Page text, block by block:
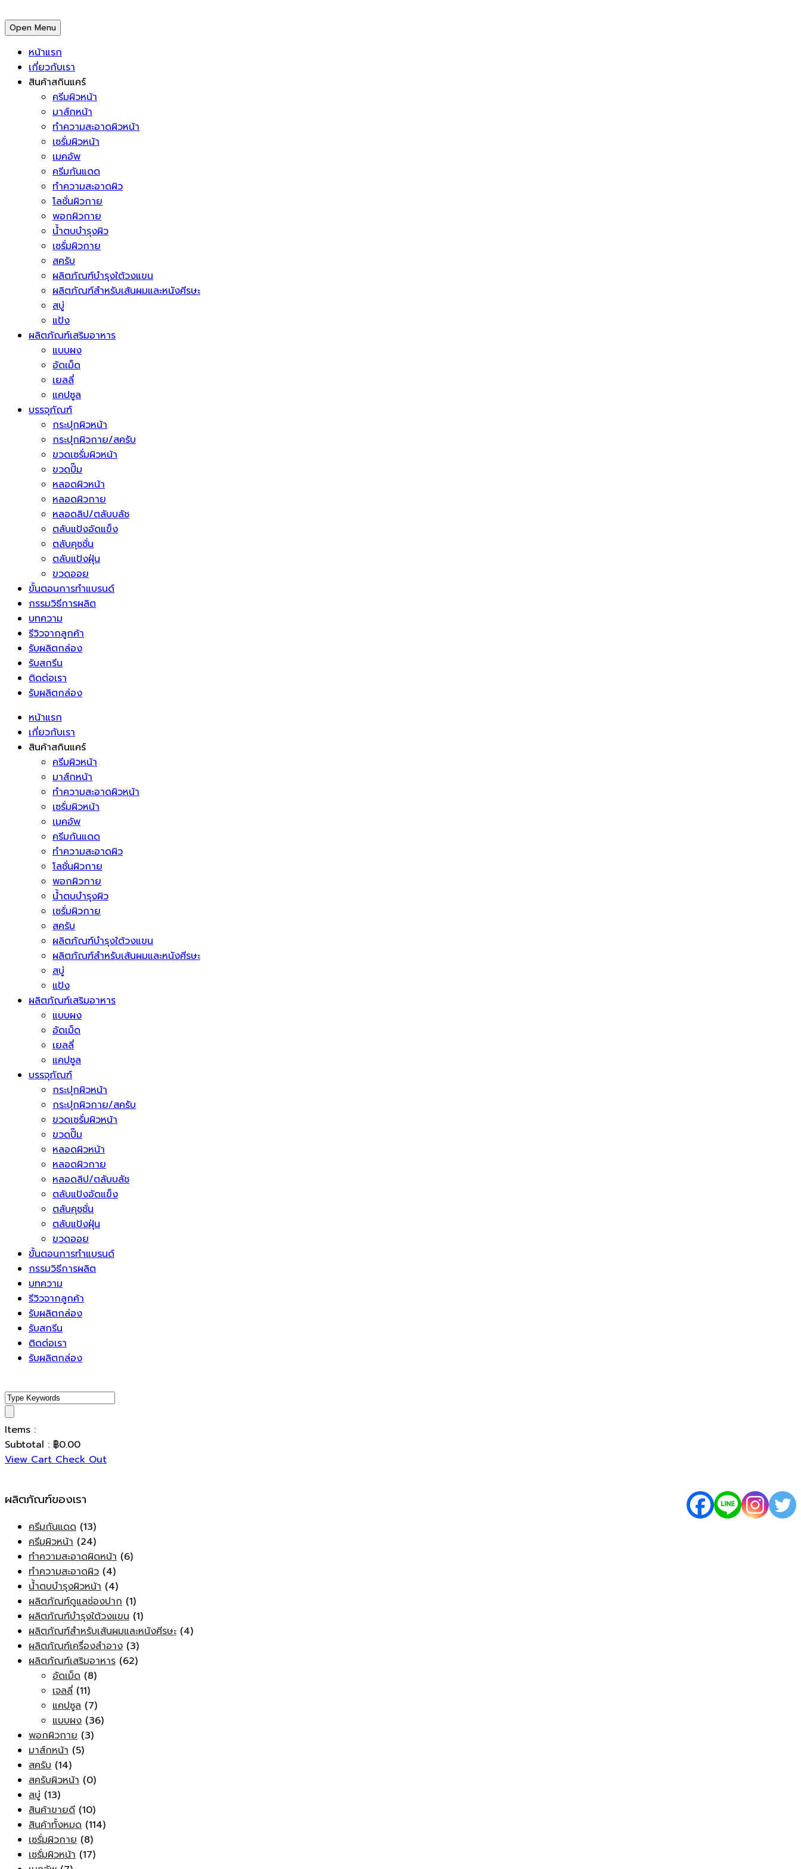
Open Menu
หน้าแรก
เกี่ยวกับเรา
สินค้าสกินแคร์
ครีมผิวหน้า
มาส์กหน้า
ทำความสะอาดผิวหน้า
เซรั่มผิวหน้า
เมคอัพ
ครีมกันแดด
ทำความสะอาดผิว
โลชั่นผิวกาย
พอกผิวกาย
น้ำตบบำรุงผิว
เซรั่มผิวกาย
สครับ
ผลิตภัณฑ์บำรุงใต้วงแขน
ผลิตภัณฑ์สำหรับเส้นผมและหนังศีรษะ
สบู่
แป้ง
ผลิตภัณฑ์เสริมอาหาร
แบบผง
อัดเม็ด
เยลลี่
แคปซูล
บรรจุภัณฑ์
กระปุกผิวหน้า
กระปุกผิวกาย/สครับ
ขวดเซรั่มผิวหน้า
ขวดปั๊ม
หลอดผิวหน้า
หลอดผิวกาย
หลอดลิป/ตลับบลัช
ตลับแป้งอัดแข็ง
ตลับคุชชั่น
ตลับแป้งฝุ่น
ขวดออย
ขั้นตอนการทำแบรนด์
กรรมวิธีการผลิต
บทความ
รีวิวจากลูกค้า
รับผลิตกล่อง
รับสกรีน
ติดต่อเรา
รับผลิตกล่อง
หน้าแรก
เกี่ยวกับเรา
สินค้าสกินแคร์
ครีมผิวหน้า
มาส์กหน้า
ทำความสะอาดผิวหน้า
เซรั่มผิวหน้า
เมคอัพ
ครีมกันแดด
ทำความสะอาดผิว
โลชั่นผิวกาย
พอกผิวกาย
น้ำตบบำรุงผิว
เซรั่มผิวกาย
สครับ
ผลิตภัณฑ์บำรุงใต้วงแขน
ผลิตภัณฑ์สำหรับเส้นผมและหนังศีรษะ
สบู่
แป้ง
ผลิตภัณฑ์เสริมอาหาร
แบบผง
อัดเม็ด
เยลลี่
แคปซูล
บรรจุภัณฑ์
กระปุกผิวหน้า
กระปุกผิวกาย/สครับ
ขวดเซรั่มผิวหน้า
ขวดปั๊ม
หลอดผิวหน้า
หลอดผิวกาย
หลอดลิป/ตลับบลัช
ตลับแป้งอัดแข็ง
ตลับคุชชั่น
ตลับแป้งฝุ่น
ขวดออย
ขั้นตอนการทำแบรนด์
กรรมวิธีการผลิต
บทความ
รีวิวจากลูกค้า
รับผลิตกล่อง
รับสกรีน
ติดต่อเรา
รับผลิตกล่อง
Items :
Subtotal : ฿0.00
View CartCheck Out
ผลิตภัณฑ์ของเรา
ครีมกันแดด (13)
ครีมผิวหน้า (24)
ทำความสะอาดผิดหน้า (6)
ทำความสะอาดผิว (4)
น้ำตบบำรุงผิวหน้า (4)
ผลิตภัณฑ์ดูแลช่องปาก (1)
ผลิตภัณฑ์บำรุงใต้วงแขน (1)
ผลิตภัณฑ์สำหรับเส้นผมและหนังศีรษะ (4)
ผลิตภัณฑ์เครื่องสำอาง (3)
ผลิตภัณฑ์เสริมอาหาร (62)
อัดเม็ด (8)
เจลลี่ (11)
แคปซูล (7)
แบบผง (36)
พอกผิวกาย (3)
มาส์กหน้า (5)
สครับ (14)
สครับผิวหน้า (0)
สบู่ (13)
สินค้าขายดี (10)
สินค้าทั้งหมด (114)
เซรั่มผิวกาย (8)
เซรั่มผิวหน้า (17)